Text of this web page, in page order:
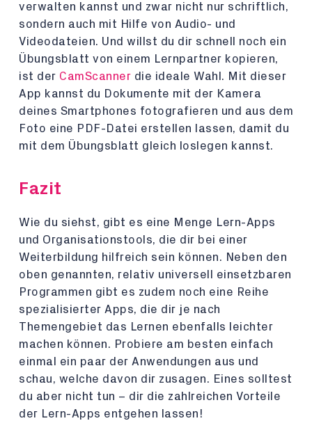
verwalten kannst und zwar nicht nur schriftlich,
sondern auch mit Hilfe von Audio- und
Videodateien. Und willst du dir schnell noch ein
Übungsblatt von einem Lernpartner kopieren,
ist der CamScanner die ideale Wahl. Mit dieser
App kannst du Dokumente mit der Kamera
deines Smartphones fotografieren und aus dem
Foto eine PDF-Datei erstellen lassen, damit du
mit dem Übungsblatt gleich loslegen kannst.
Fazit
Wie du siehst, gibt es eine Menge Lern-Apps
und Organisationstools, die dir bei einer
Weiterbildung hilfreich sein können. Neben den
oben genannten, relativ universell einsetzbaren
Programmen gibt es zudem noch eine Reihe
spezialisierter Apps, die dir je nach
Themengebiet das Lernen ebenfalls leichter
machen können. Probiere am besten einfach
einmal ein paar der Anwendungen aus und
schau, welche davon dir zusagen. Eines solltest
du aber nicht tun – dir die zahlreichen Vorteile
der Lern-Apps entgehen lassen!